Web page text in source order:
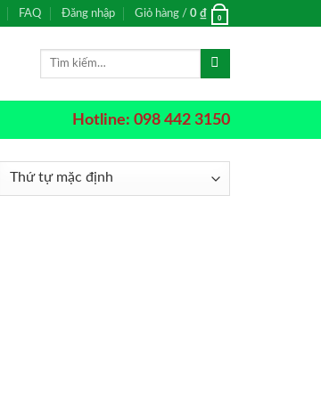
FAQ Đăng nhập Giỏ hàng / 0 ₫ 0
Tìm
Hotline: 098 442 3150